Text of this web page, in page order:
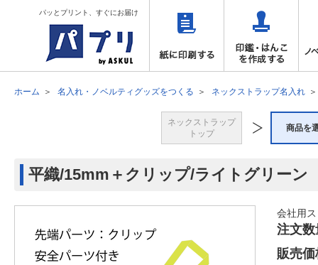
パッとプリント、すぐにお届け
ホーム 名入れ・ノベルティグッズをつくる ネックストラップ名入れ
ネックストラップ
トップ
商品を
平織/15mm＋クリップ/ライトグリーン
会社用
注文数
販売価